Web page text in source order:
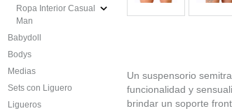
Ropa Interior Casual
Man
Babydoll
Bodys
Medias
Sets con Liguero
Ligueros
Un suspensorio
funcionalidad y
brindar un soporte